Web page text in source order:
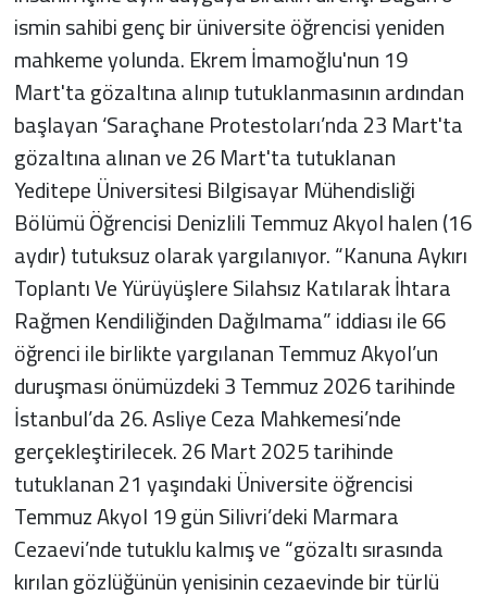
ismin sahibi genç bir üniversite öğrencisi yeniden
mahkeme yolunda. Ekrem İmamoğlu'nun 19
Mart'ta gözaltına alınıp tutuklanmasının ardından
başlayan ‘Saraçhane Protestoları’nda 23 Mart'ta
gözaltına alınan ve 26 Mart'ta tutuklanan
Yeditepe Üniversitesi Bilgisayar Mühendisliği
Bölümü Öğrencisi Denizlili Temmuz Akyol halen (16
aydır) tutuksuz olarak yargılanıyor. “Kanuna Aykırı
Toplantı Ve Yürüyüşlere Silahsız Katılarak İhtara
Rağmen Kendiliğinden Dağılmama” iddiası ile 66
öğrenci ile birlikte yargılanan Temmuz Akyol’un
duruşması önümüzdeki 3 Temmuz 2026 tarihinde
İstanbul’da 26. Asliye Ceza Mahkemesi’nde
gerçekleştirilecek. 26 Mart 2025 tarihinde
tutuklanan 21 yaşındaki Üniversite öğrencisi
Temmuz Akyol 19 gün Silivri’deki Marmara
Cezaevi’nde tutuklu kalmış ve “gözaltı sırasında
kırılan gözlüğünün yenisinin cezaevinde bir türlü